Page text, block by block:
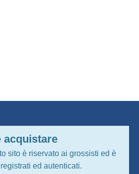
acquistare
sito è riservato ai grossisti ed è
ed autenticati.